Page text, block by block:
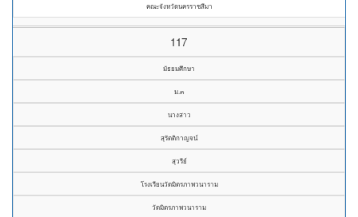
คณะจังหวัดนครราชสีมา
117
มัธยมศึกษา
ม.๓
นางสาว
สุรัตติกาญจน์
สุวรีย์
โรงเรียนวัดมิตรภาพวนาราม
วัดมิตรภาพวนาราม